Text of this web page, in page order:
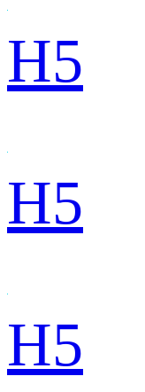
H5
H5
H5